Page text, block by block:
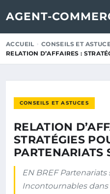
AGENT-
ACCUEIL
CONSEILS ET
RELATION D’AFFAIRES :
CONSEILS ET ASTUCES
RELATION
STRATÉGIES
PARTENARIATS
EN BREF
Incontournables